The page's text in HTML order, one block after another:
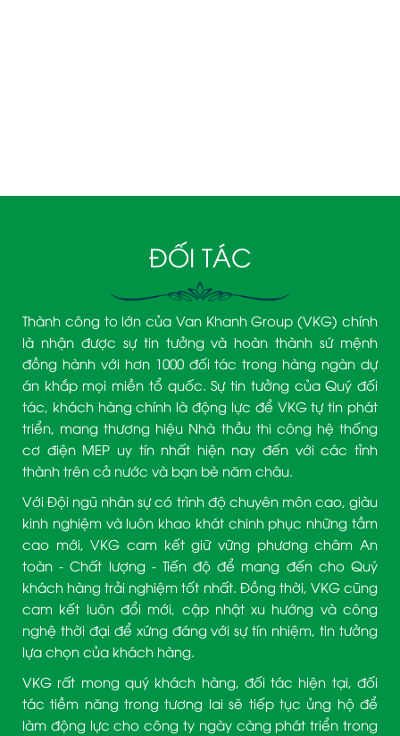
ĐỐI TÁC
Thành công to lớn của Van Khanh Group (VKG) chính
là nhận được sự tin tưởng và hoàn thành sứ mệnh
đồng hành với hơn 1000 đối tác trong hàng ngàn dự
án khắp mọi miền tổ quốc. Sự tin tưởng của Quý đối
tác, khách hàng chính là động lực để VKG tự tin phát
triển, mang thương hiệu Nhà thầu thi công hệ thống
cơ điện MEP uy tín nhất hiện nay đến với các tỉnh
thành trên cả nước và bạn bè năm châu.
Với Đội ngũ nhân sự có trình độ chuyên môn cao, giàu
kinh nghiệm và luôn khao khát chinh phục những tầm
cao mới, VKG cam kết giữ vững phương châm An
toàn - Chất lượng - Tiến độ để mang đến cho Quý
khách hàng trải nghiệm tốt nhất. Đồng thời, VKG cũng
cam kết luôn đổi mới, cập nhật xu hướng và công
nghệ thời đại để xứng đáng với sự tín nhiệm, tin tưởng
lựa chọn của khách hàng.
VKG rất mong quý khách hàng, đối tác hiện tại, đối
tác tiềm năng trong tương lai sẽ tiếp tục ủng hộ để
làm động lực cho công ty ngày càng phát triển trong